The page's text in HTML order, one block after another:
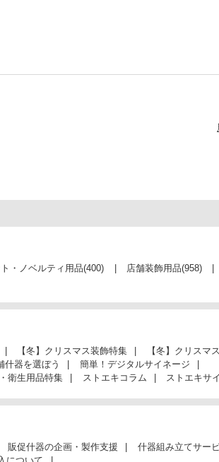
・ノベルティ用品(400) 店舗装飾用品(958)
【冬】クリスマス装飾特集
【冬】クリスマ
什器を選ぼう
簡単！デジタルサイネージ
衛生用品特集 ストエキコラム ストエキサ
販促什器の企画・製作支援
什器組み立てサー